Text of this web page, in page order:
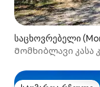
საცხოვრებელი